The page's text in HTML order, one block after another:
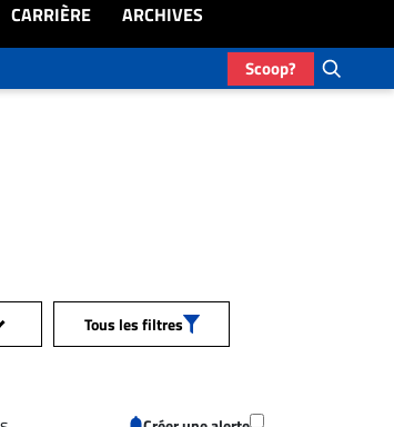
CARRIÈRE ARCHIVES
Scoop?
Tous les filtres